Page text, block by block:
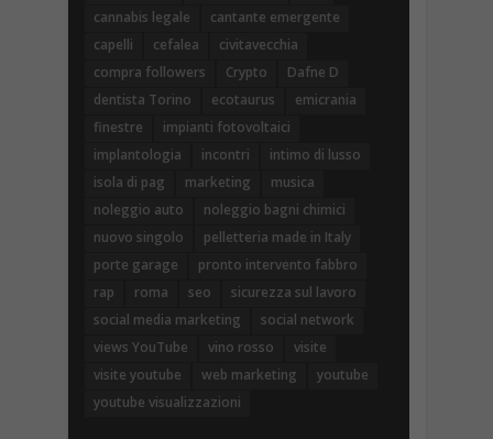
cannabis legale
cantante emergente
capelli
cefalea
civitavecchia
compra followers
Crypto
Dafne D
dentista Torino
ecotaurus
emicrania
finestre
impianti fotovoltaici
implantologia
incontri
intimo di lusso
isola di pag
marketing
musica
noleggio auto
noleggio bagni chimici
nuovo singolo
pelletteria made in Italy
porte garage
pronto intervento fabbro
rap
roma seo
sicurezza sul lavoro
social media marketing
social network
views YouTube
vino rosso
visite
visite youtube
web marketing
youtube
youtube visualizzazioni